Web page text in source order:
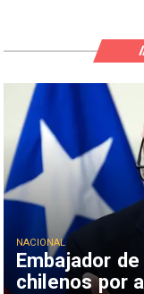
Embajador
chilenos por
NACIONAL